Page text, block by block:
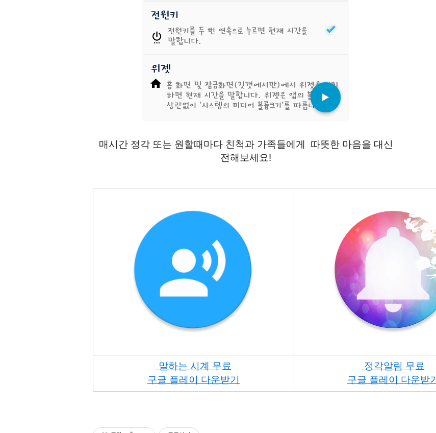
매시간 정각 또는 원할때마다 친척과 가족들에게 따뜻한 마음을 대신
전해보세요!
말하는 시계 무료
구글 플레이
다운받기
정각알림 무료
구글 플레이 다운받기